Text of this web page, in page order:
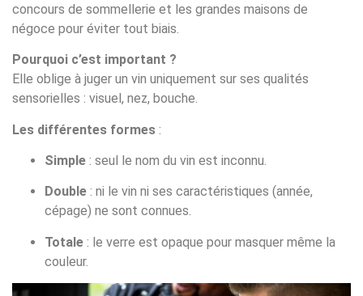
concours de sommellerie et les grandes maisons de
négoce pour éviter tout biais.
Pourquoi c’est important ?
Elle oblige à juger un vin uniquement sur ses qualités
sensorielles : visuel, nez, bouche.
Les différentes formes :
Simple : seul le nom du vin est inconnu.
Double : ni le vin ni ses caractéristiques (année,
cépage) ne sont connues.
Totale : le verre est opaque pour masquer même la
couleur.